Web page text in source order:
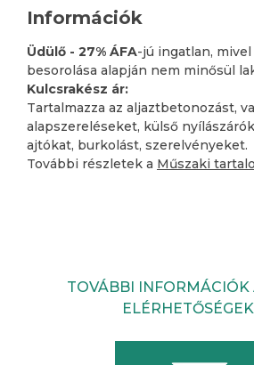
Információk
Üdülő - 27% ÁFA-jú ingatlan,
besorolása alapján nem minősül
Kulcsrakész ár:
Tartalmazza az aljaztbetonozást,
alapszereléseket, külső
ajtókat, burkolást, szerelvényeket.
További részletek a Műszaki
TOVÁBBI INFORMÁCIÓK